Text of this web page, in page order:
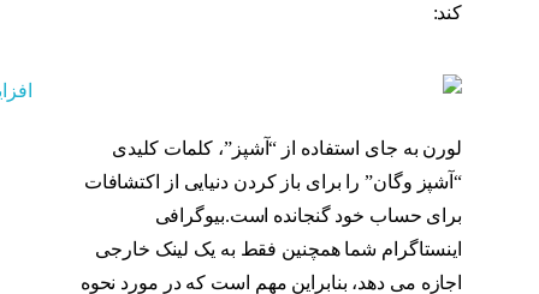
کند:
لورن به جای استفاده از “آشپز”، کلمات کلیدی
“آشپز وگان” را برای باز کردن دنیایی از اکتشافات
برای حساب خود گنجانده است.بیوگرافی
اینستاگرام شما همچنین فقط به یک لینک خارجی
اجازه می دهد، بنابراین مهم است که در مورد نحوه